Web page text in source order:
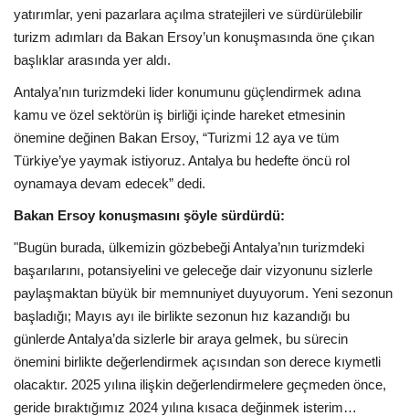
yatırımlar, yeni pazarlara açılma stratejileri ve sürdürülebilir
turizm adımları da Bakan Ersoy’un konuşmasında öne çıkan
başlıklar arasında yer aldı.
Antalya’nın turizmdeki lider konumunu güçlendirmek adına
kamu ve özel sektörün iş birliği içinde hareket etmesinin
önemine değinen Bakan Ersoy, “Turizmi 12 aya ve tüm
Türkiye’ye yaymak istiyoruz. Antalya bu hedefte öncü rol
oynamaya devam edecek” dedi.
Bakan Ersoy konuşmasını şöyle sürdürdü:
"Bugün burada, ülkemizin gözbebeği Antalya’nın turizmdeki
başarılarını, potansiyelini ve geleceğe dair vizyonunu sizlerle
paylaşmaktan büyük bir memnuniyet duyuyorum. Yeni sezonun
başladığı; Mayıs ayı ile birlikte sezonun hız kazandığı bu
günlerde Antalya’da sizlerle bir araya gelmek, bu sürecin
önemini birlikte değerlendirmek açısından son derece kıymetli
olacaktır. 2025 yılına ilişkin değerlendirmelere geçmeden önce,
geride bıraktığımız 2024 yılına kısaca değinmek isterim…